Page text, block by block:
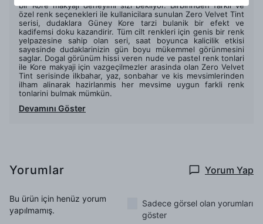
bir Kore makyaji deneyimi sizi bekliyor. Birbirinden farkli ve
özel renk seçenekleri ile kullanicilara sunulan Zero Velvet Tint
serisi, dudaklara Güney Kore tarzi bulanik bir efekt ve
kadifemsi doku kazandirir. Tüm cilt renkleri için genis bir renk
yelpazesine sahip olan seri, saat boyunca kalicilik etkisi
sayesinde dudaklarinizin gün boyu mükemmel görünmesini
saglar. Dogal görünüm hissi veren nude ve pastel renk tonlari
ile Kore makyaji için vazgeçilmezler arasinda olan Zero Velvet
Tint serisinde ilkbahar, yaz, sonbahar ve kis mevsimlerinden
ilham alinarak hazirlanmis her mevsime uygun farkli renk
tonlarini bulmak mümkün.
Devamını Göster
Yorumlar Yorum Yap
Bu ürün için henüz yorum
yapılmamış.
Sadece görsel olan yorumları
göster